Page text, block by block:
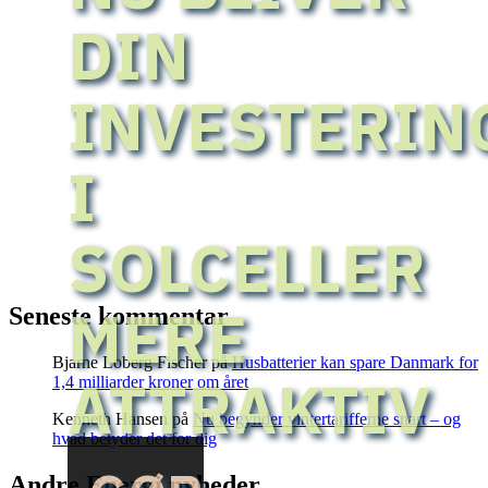
DIN
I
SOLCELLER
MERE
ATTRAKTIV
Seneste kommentar
Bjarne Loberg FischerpåHusbatterier kan spare Danmark for
1,4 milliarder kroner om året
Kenneth Hansen på Nu begynder vintertarifferne snart – og
hvad betyder det for dig